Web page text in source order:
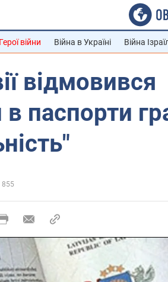
Герої війни Війна в Україні Війна
відмовився
в паспорти
855